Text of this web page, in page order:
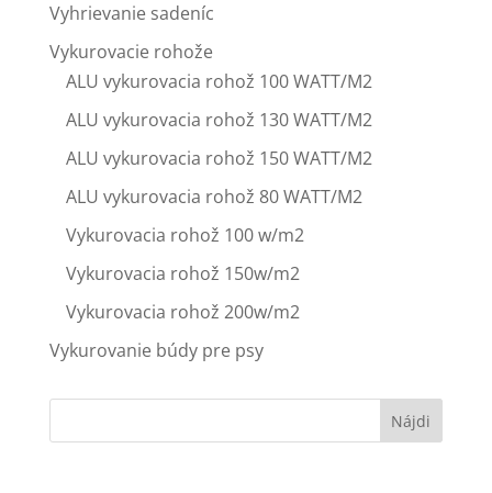
Vyhrievanie sadeníc
Vykurovacie rohože
ALU vykurovacia rohož 100 WATT/M2
ALU vykurovacia rohož 130 WATT/M2
ALU vykurovacia rohož 150 WATT/M2
ALU vykurovacia rohož 80 WATT/M2
Vykurovacia rohož 100 w/m2
Vykurovacia rohož 150w/m2
Vykurovacia rohož 200w/m2
Vykurovanie búdy pre psy